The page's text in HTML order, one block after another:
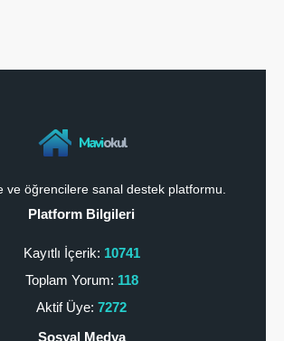
Maviokul
ve öğrencilere sanal destek platformu.
Platform Bilgileri
Kayıtlı İçerik: 10741
Toplam Yorum: 118
Aktif Üye: 7272
Sosyal Medya